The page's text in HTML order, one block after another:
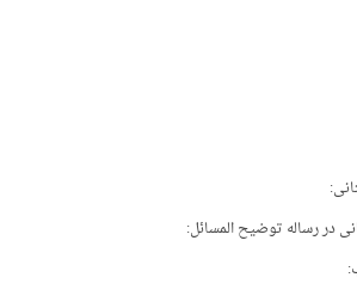
در رساله توضیح المسائل: